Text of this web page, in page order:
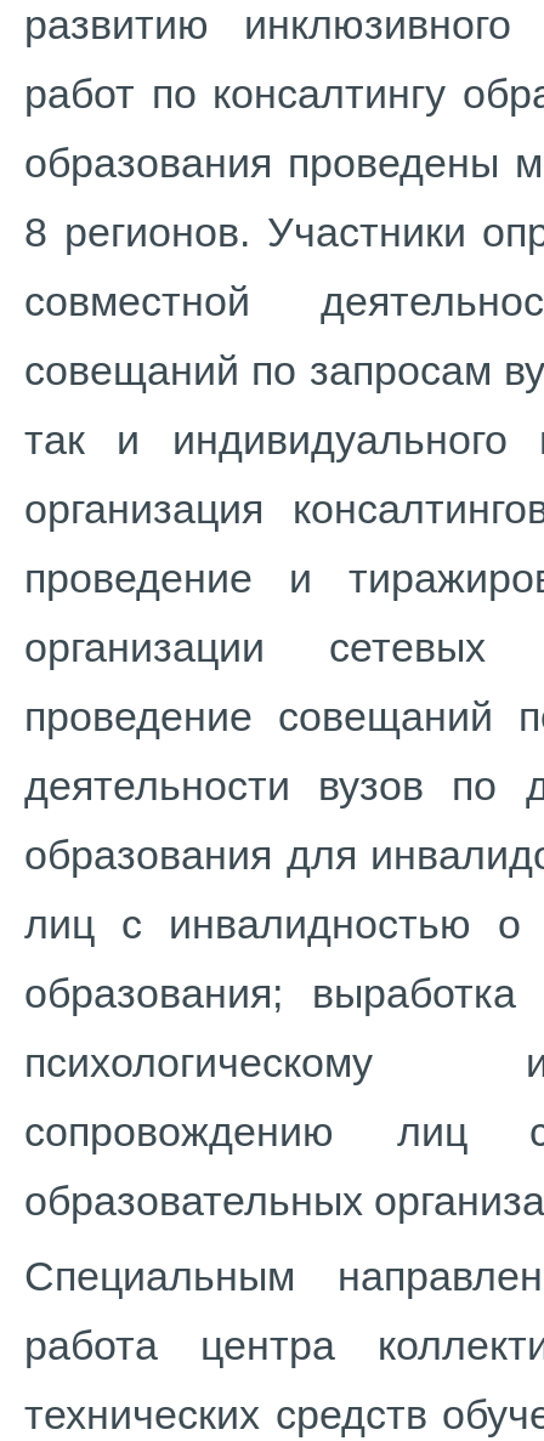
развитию
работ по консалтингу
образования проведены
8 регионов. Участники
совместной
совещаний по запросам
так и индивидуального
организация
проведение и
организации
проведение совещаний
деятельности вузов по
образования для
лиц с инвалидностью о
образования;
психологическому
сопровождению лиц
образовательных
Специальным
работа центра
технических средств